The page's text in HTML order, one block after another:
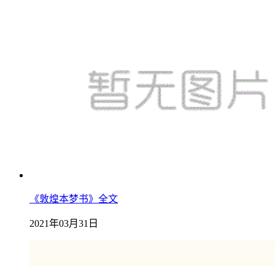
《敦煌本梦书》全文
2021年03月31日